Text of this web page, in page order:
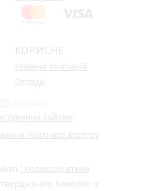
КОРИСНЕ
Новини компаній
Огляди
сайтом
платного доступу
"Кодексом етики
Комісією з